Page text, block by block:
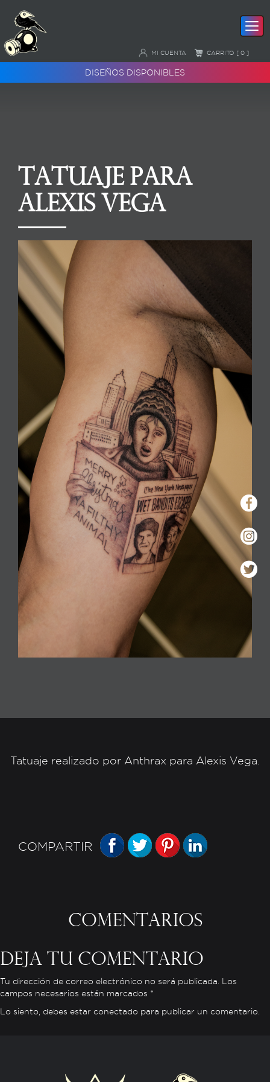
MI CUENTA CARRITO [ 0 ]
DISEÑOS DISPONIBLES
Tatuaje para
Alexis Vega
Tatuaje realizado por Anthrax para Alexis Vega.
COMPARTIR
FACEBOOK
TWITTERPINTEREST
Comentarios
Deja tu comentario
Tu dirección de correo electrónico no será publicada. Los
campos necesarios están marcados *
Lo siento, debes estar conectado para publicar un comentario.